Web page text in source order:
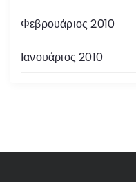
Φεβρουάριος 2010
Ιανουάριος 2010